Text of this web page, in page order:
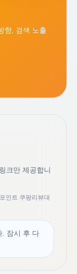
향, 검색 노출
크만 제공합니
인트 쿠팡리뷰대
. 잠시 후 다